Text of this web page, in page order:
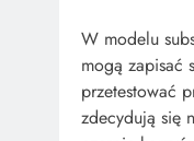
W modelu
mogą zapisać
przetestować
zdecydują się